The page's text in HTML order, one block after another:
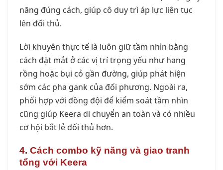
năng đúng cách, giúp cô duy trì áp lực liên tục
lên đối thủ.
Lời khuyên thực tế là luôn giữ tầm nhìn bằng
cách đặt mắt ở các vị trí trọng yếu như hang
rồng hoặc bụi cỏ gần đường, giúp phát hiện
sớm các pha gank của đối phương. Ngoài ra,
phối hợp với đồng đội để kiểm soát tầm nhìn
cũng giúp Keera di chuyển an toàn và có nhiều
cơ hội bắt lẻ đối thủ hơn.
4. Cách combo kỹ năng và giao tranh
tổng với Keera